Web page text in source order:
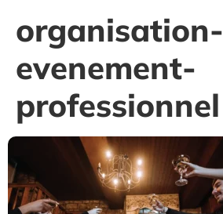
organisation-
evenement-
professionnel